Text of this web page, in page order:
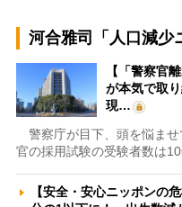
河合雅司「人口減少
【「警察官
が本気で取
現…
警察庁が目下、頭を悩ませ
官の採用試験の受験者数は
【安全・安心ニッポンの